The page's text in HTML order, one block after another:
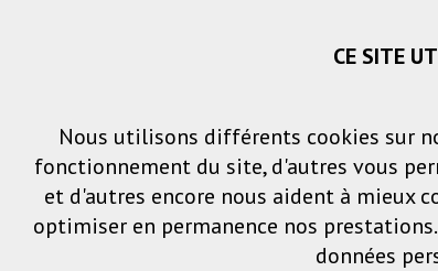
Panier
Produits
CE SITE
Nous utilisons différents cookies sur
fonctionnement du site, d'autres vous
et d'autres encore nous aident à mieux
optimiser en permanence nos
données